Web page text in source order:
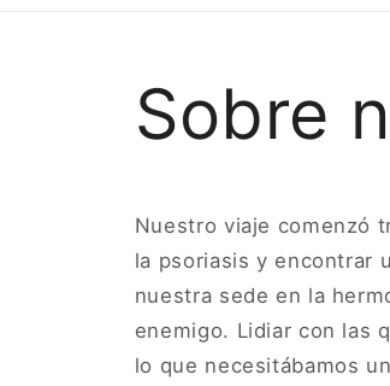
Sobre
Nuestro viaje comenzó
la psoriasis y encontrar
nuestra sede en la
enemigo. Lidiar con las
lo que necesitábamos